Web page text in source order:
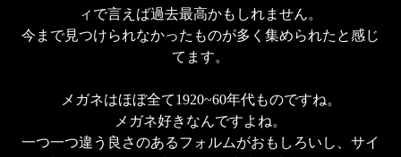
ィで言えば過去最高かもしれません。
今まで見つけられなかったものが多く集められたと感じ
てます。
メガネはほぼ全て1920~60年代ものですね。
メガネ好きなんですよね。
一つ一つ違う良さのあるフォルムがおもしろいし、サイ